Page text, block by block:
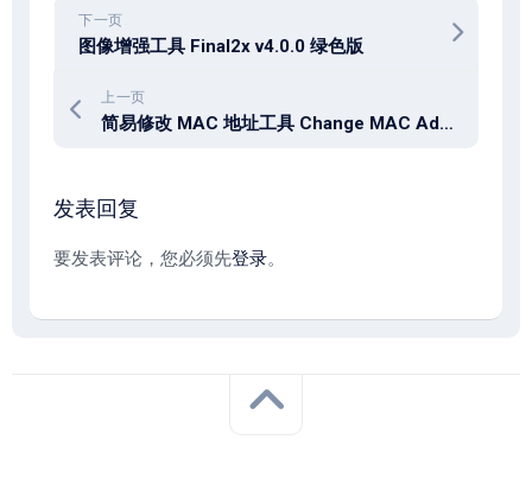
下一页
图像增强工具 Final2x v4.0.0 绿色版
上一页
简易修改 MAC 地址工具 Change MAC Address v25.05
发表回复
要发表评论，您必须先登录。